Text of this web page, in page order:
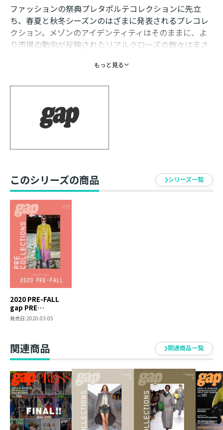
ファッションの祭典プレタポルテコレクションに先立
ち、春夏と秋冬シーズンのはざまに発表されるプレコレ
クション。メゾンのアイデンティティはそのままに、よ
り市場の動向が反映されたリアルクローズの数々はまさ
年々高まりをみせ、メインコレクションを上回るほどビ
跡を辿るバイブルとしてアパレル業界人必須のビジュア
ルブックです。
もっと見る
このシリーズの商品 シリーズ一覧
2020 PRE-FALL
gap PRE
COLLECTIONS
発売日:2020.03.05
関連商品 関連商品一覧